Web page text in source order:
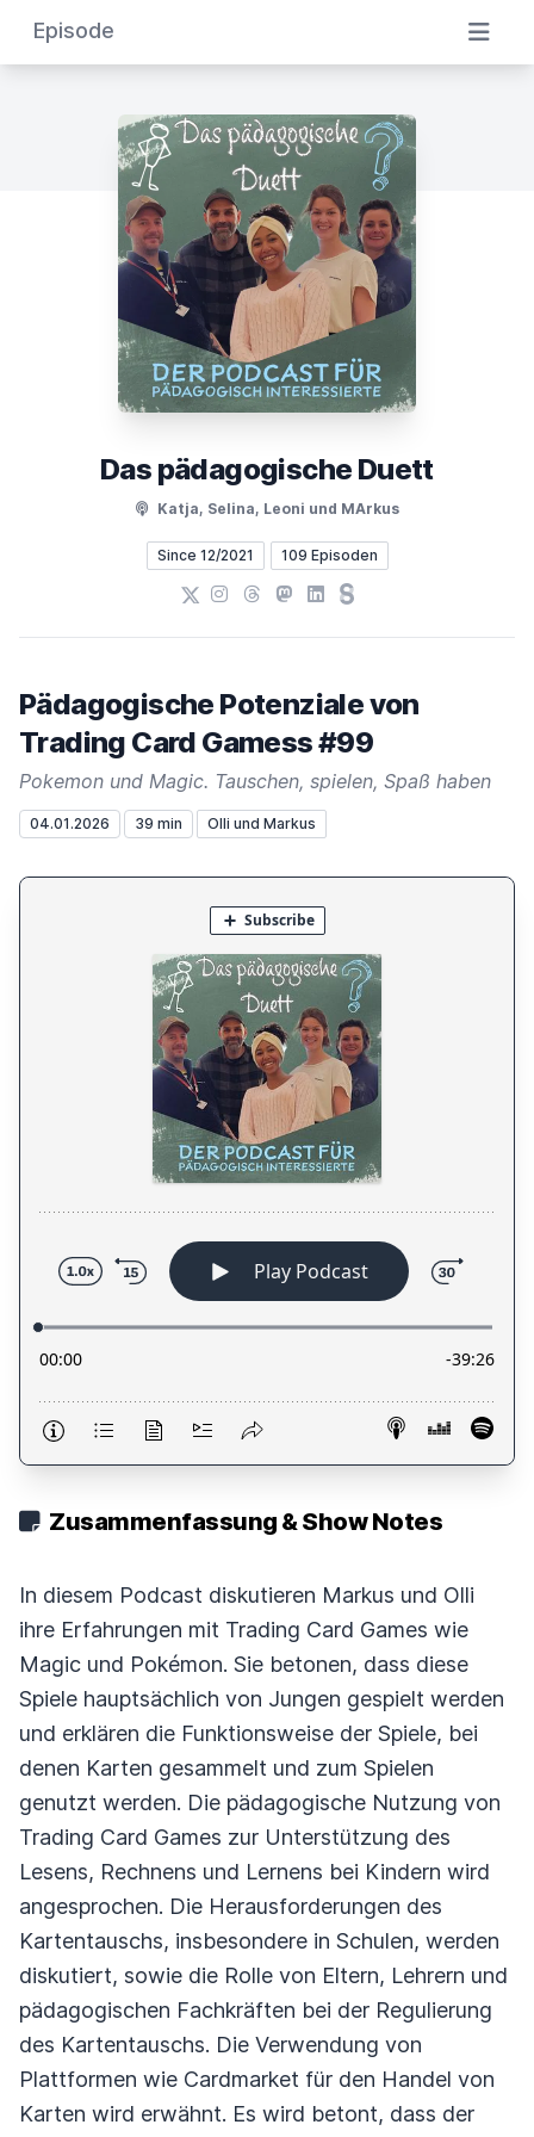
Episode
Das pädagogische Duett
Katja, Selina, Leoni und MArkus
Since 12/2021 109 Episoden
X Instagram
Threads
Mastodon
LinkedIn
Steady
Pädagogische Potenziale von
Trading Card Gamess #99
Pokemon und Magic. Tauschen, spielen, Spaß haben
04.01.2026 39 min Olli und Markus
Zusammenfassung & Show Notes
In diesem Podcast diskutieren Markus und Olli
ihre Erfahrungen mit Trading Card Games wie
Magic und Pokémon. Sie betonen, dass diese
Spiele hauptsächlich von Jungen gespielt werden
und erklären die Funktionsweise der Spiele, bei
denen Karten gesammelt und zum Spielen
genutzt werden. Die pädagogische Nutzung von
Trading Card Games zur Unterstützung des
Lesens, Rechnens und Lernens bei Kindern wird
angesprochen. Die Herausforderungen des
Kartentauschs, insbesondere in Schulen, werden
diskutiert, sowie die Rolle von Eltern, Lehrern und
pädagogischen Fachkräften bei der Regulierung
des Kartentauschs. Die Verwendung von
Plattformen wie Cardmarket für den Handel von
Karten wird erwähnt. Es wird betont, dass der